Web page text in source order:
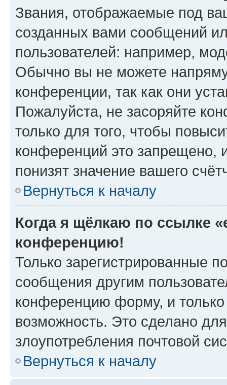
Звания, отображаемые под
созданных вами сообщений
пользователей: например,
Обычно вы не можете
конференции, так как они
Пожалуйста, не засоряйте
только для того, чтобы
конференций это запрещено,
понизят значение вашего
Вернуться к началу
Когда я щёлкаю по ссылке
конференцию!
Только зарегистрированные
сообщения другим
конференцию форму, и
возможность. Это сделано
злоупотребления почтовой
Вернуться к началу